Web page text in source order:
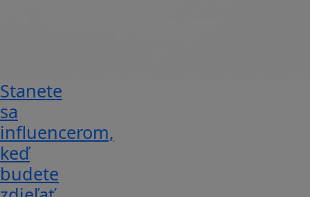
Stanete
sa
influencerom,
keď
budete